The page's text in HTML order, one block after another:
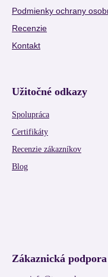
Podmienky ochrany
Recenzie
Kontakt
Užitočné odkazy
Spolupráca
Certifikáty
Recenzie zákazníkov
Blog
Zákaznická podpora